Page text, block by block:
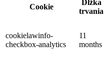
Cookie
Dĺžka
trvania
cookielawinfo-
checkbox-analytics
11
months